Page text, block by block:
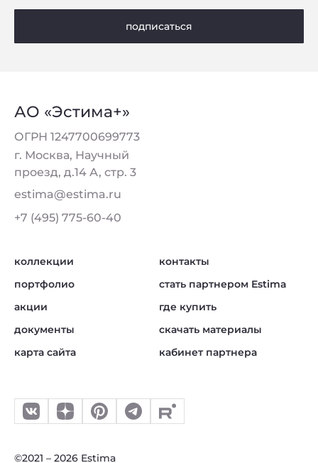
подписаться
АО «Эстима+»
ОГРН 1247700699773
г. Москва, Научный
проезд, д.14 А, стр. 3
estima@estima.ru
+7 (495) 775-60-40
коллекции
портфолио
акции
документы
карта сайта
контакты
стать партнером Estima
где купить
скачать материалы
кабинет партнера
©2021 – 2026 Estima